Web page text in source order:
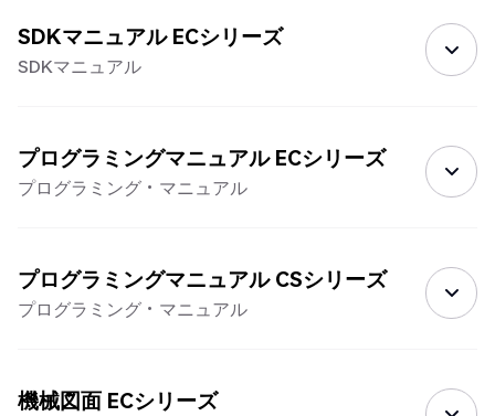
SDKマニュアル ECシリーズ
SDKマニュアル
プログラミングマニュアル ECシリーズ
プログラミング・マニュアル
プログラミングマニュアル CSシリーズ
プログラミング・マニュアル
機械図面 ECシリーズ